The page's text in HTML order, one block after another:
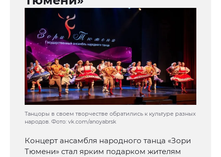
Танцоры в своем творчестве обратились к культуре разных
народов. Фото: vk.com/anoyabrsk
Концерт ансамбля народного танца «Зори
Тюмени» стал ярким подарком жителям